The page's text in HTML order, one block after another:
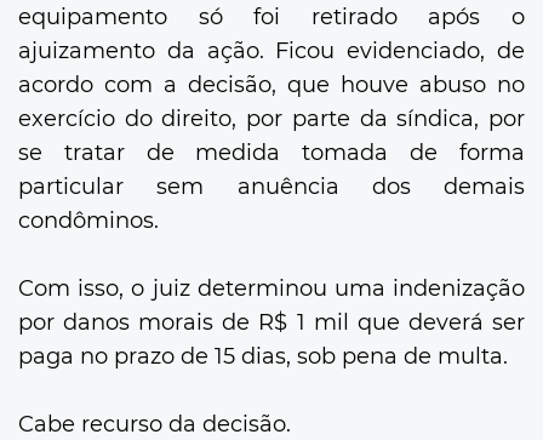
equipamento só foi retirado após o
ajuizamento da ação. Ficou evidenciado, de
acordo com a decisão, que houve abuso no
exercício do direito, por parte da síndica, por
se tratar de medida tomada de forma
particular sem anuência dos demais
condôminos.
Com isso, o juiz determinou uma indenização
por danos morais de R$ 1 mil que deverá ser
paga no prazo de 15 dias, sob pena de multa.
Cabe recurso da decisão.